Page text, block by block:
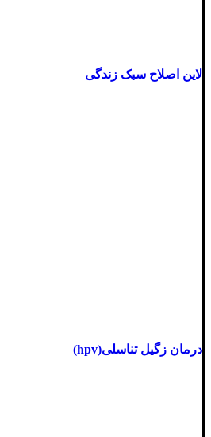
لاین اصلاح سبک زندگی
درمان زگیل تناسلی(hpv)